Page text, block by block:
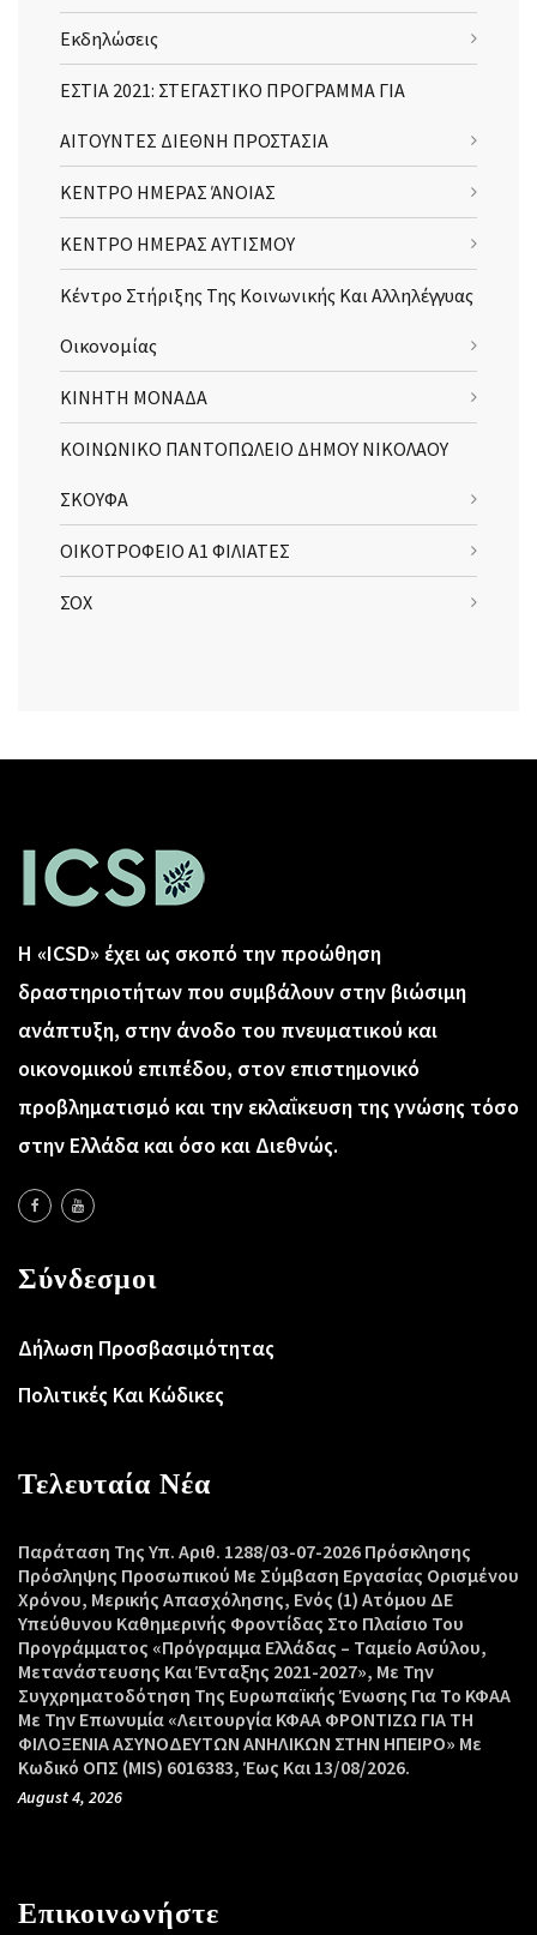
Εκδηλώσεις
ΕΣΤΙΑ 2021: ΣΤΕΓΑΣΤΙΚΟ ΠΡΟΓΡΑΜΜΑ ΓΙΑ
ΑΙΤΟΥΝΤΕΣ ΔΙΕΘΝΗ ΠΡΟΣΤΑΣΙΑ
ΚΕΝΤΡΟ ΗΜΕΡΑΣ ΆΝΟΙΑΣ
ΚΕΝΤΡΟ ΗΜΕΡΑΣ ΑΥΤΙΣΜΟΥ
Κέντρο Στήριξης Της Κοινωνικής Και Αλληλέγγυας
Οικονομίας
ΚΙΝΗΤΗ ΜΟΝΑΔΑ
ΚΟΙΝΩΝΙΚΟ ΠΑΝΤΟΠΩΛΕΙΟ ΔΗΜΟΥ ΝΙΚΟΛΑΟΥ
ΣΚΟΥΦΑ
ΟΙΚΟΤΡΟΦΕΙΟ Α1 ΦΙΛΙΑΤΕΣ
ΣΟΧ
Η «ICSD» έχει ως σκοπό την προώθηση
δραστηριοτήτων που συμβάλουν στην βιώσιμη
ανάπτυξη, στην άνοδο του πνευματικού και
οικονομικού επιπέδου, στον επιστημονικό
προβληματισμό και την εκλαΐκευση της γνώσης τόσο
στην Ελλάδα και όσο και Διεθνώς.
Σύνδεσμοι
Δήλωση Προσβασιμότητας
Πολιτικές Και Κώδικες
Τελευταία Νέα
Παράταση Της Υπ. Αριθ. 1288/03-07-2026 Πρόσκλησης
Πρόσληψης Προσωπικού Με Σύμβαση Εργασίας Ορισμένου
Χρόνου, Μερικής Απασχόλησης, Ενός (1) Ατόμου ΔΕ
Υπεύθυνου Καθημερινής Φροντίδας Στο Πλαίσιο Του
Προγράμματος «Πρόγραμμα Ελλάδας – Ταμείο Ασύλου,
Μετανάστευσης Και Ένταξης 2021-2027», Με Την
Συγχρηματοδότηση Της Ευρωπαϊκής Ένωσης Για Το ΚΦΑΑ
Με Την Επωνυμία «Λειτουργία ΚΦΑΑ ΦΡΟΝΤΙΖΩ ΓΙΑ ΤΗ
ΦΙΛΟΞΕΝΙΑ ΑΣΥΝΟΔΕΥΤΩΝ ΑΝΗΛΙΚΩΝ ΣΤΗΝ ΗΠΕΙΡΟ» Με
Κωδικό ΟΠΣ (MIS) 6016383, Έως Και 13/08/2026.
August 4, 2026
Επικοινωνήστε